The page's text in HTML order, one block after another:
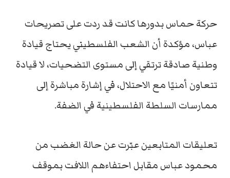
حركة حماس بدورها كانت قد ردت على تصريحات
عباس، مؤكدة أن الشعب الفلسطيني يحتاج قيادة
وطنية صادقة ترتقي إلى مستوى التضحيات، لا قيادة
تتعاون أمنيًا مع الاحتلال، في إشارة مباشرة إلى
ممارسات السلطة الفلسطينية في الضفة.
تعليقات المتابعين عبّرت عن حالة الغضب من
محمود عباس مقابل احتفاءهم اللافت بموقف